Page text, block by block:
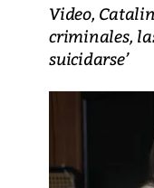
Video,
criminales,
suicidarse’